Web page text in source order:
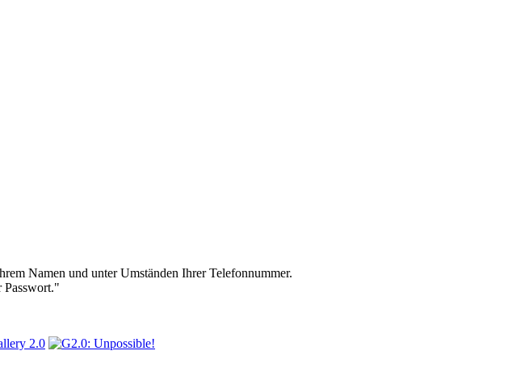
Namen und unter Umständen Ihrer Telefonnummer.
Passwort."